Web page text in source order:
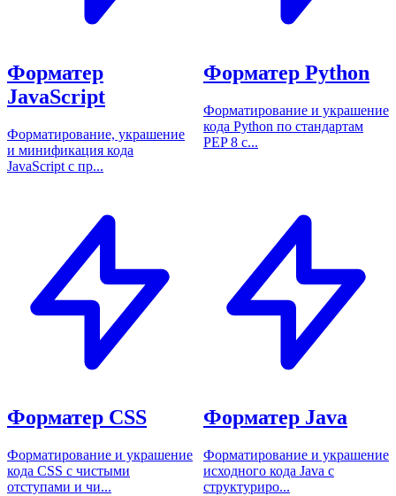
Форматер
JavaScript
Форматирование, украшение
и минификация кода
JavaScript с пр...
Форматер Python
Форматирование и украшение
кода Python по стандартам
PEP 8 с...
Форматер CSS
Форматирование и украшение
кода CSS с чистыми
отступами и чи...
Форматер Java
Форматирование и украшение
исходного кода Java с
структуриро...